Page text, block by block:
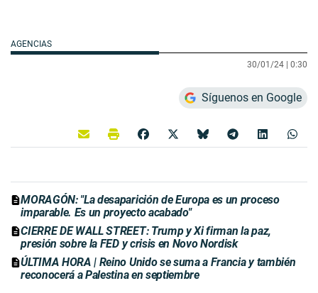
AGENCIAS
30/01/24 | 0:30
Síguenos en Google
MORAGÓN: "La desaparición de Europa es un proceso
imparable. Es un proyecto acabado"
CIERRE DE WALL STREET: Trump y Xi firman la paz,
presión sobre la FED y crisis en Novo Nordisk
ÚLTIMA HORA | Reino Unido se suma a Francia y también
reconocerá a Palestina en septiembre